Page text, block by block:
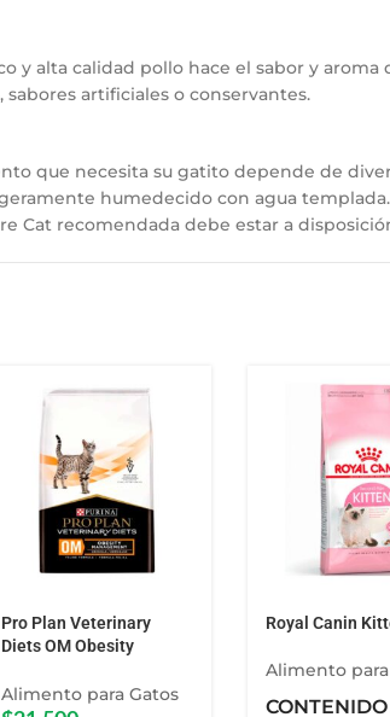
y alta calidad pollo hace el sabor y
artificiales o conservantes.
que necesita su gatito depende de
humedecido con agua
Cat recomendada debe estar a
Pro Plan Veterinary
Diets OM Obesity
Alimento para Gatos
Royal Canin
Alimento
CONTENIDO